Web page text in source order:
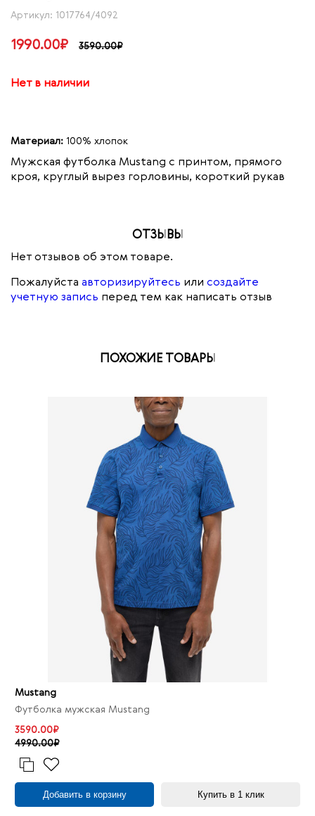
Артикул: 1017764/4092
1990.00₽ 3590.00₽
Нет в наличии
Материал: 100% хлопок
Мужская футболка Mustang с принтом, прямого
кроя, круглый вырез горловины, короткий рукав
ОТЗЫВЫ
Нет отзывов об этом товаре.
Пожалуйста авторизируйтесь или создайте
учетную запись перед тем как написать отзыв
ПОХОЖИЕ ТОВАРЫ
Mustang
Футболка мужская Mustang
3590.00₽
4990.00₽
Добавить в корзину Купить в 1 клик